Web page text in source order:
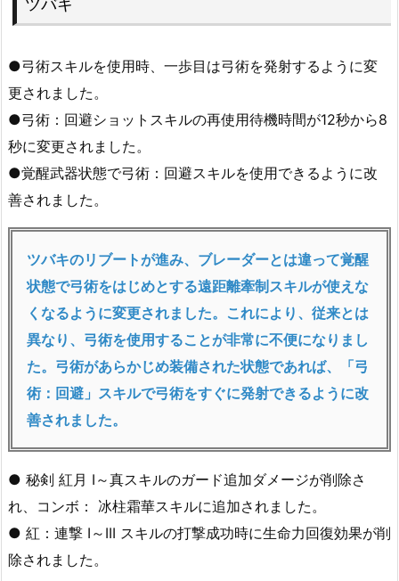
ツバキ
●弓術スキルを使用時、一歩目は弓術を発射するように変
更されました。
●弓術：回避ショットスキルの再使用待機時間が12秒から8
秒に変更されました。
●覚醒武器状態で弓術：回避スキルを使用できるように改
善されました。
ツバキのリブートが進み、ブレーダーとは違って覚醒
状態で弓術をはじめとする遠距離牽制スキルが使えな
くなるように変更されました。これにより、従来とは
異なり、弓術を使用することが非常に不便になりまし
た。弓術があらかじめ装備された状態であれば、「弓
術：回避」スキルで弓術をすぐに発射できるように改
善されました。
● 秘剣 紅月 I～真スキルのガード追加ダメージが削除さ
れ、コンボ： 冰柱霜華スキルに追加されました。
● 紅：連撃 I～III スキルの打撃成功時に生命力回復効果が削
除されました。